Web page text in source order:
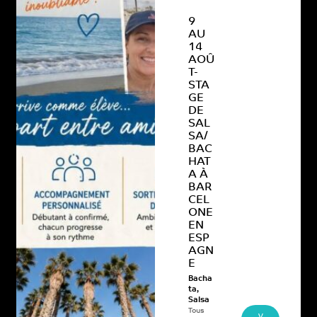
9
AU
14
AOÛ
T-
STA
GE
DE
SAL
SA/
BAC
HAT
A À
BAR
CEL
ONE
EN
ESP
AGN
E
Bacha
ta,
Salsa
Tous